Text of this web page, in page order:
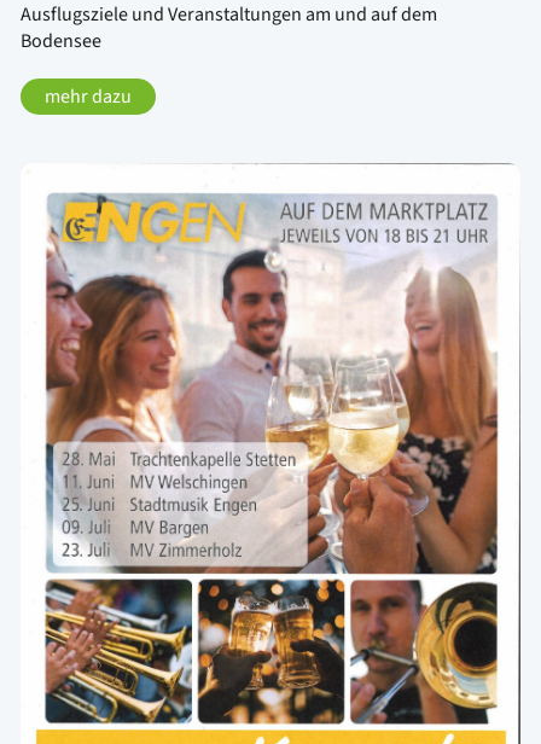
Ausflugsziele und Veranstaltungen am und auf dem
Bodensee
mehr dazu